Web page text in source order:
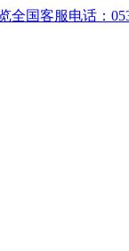
全国客服电话：